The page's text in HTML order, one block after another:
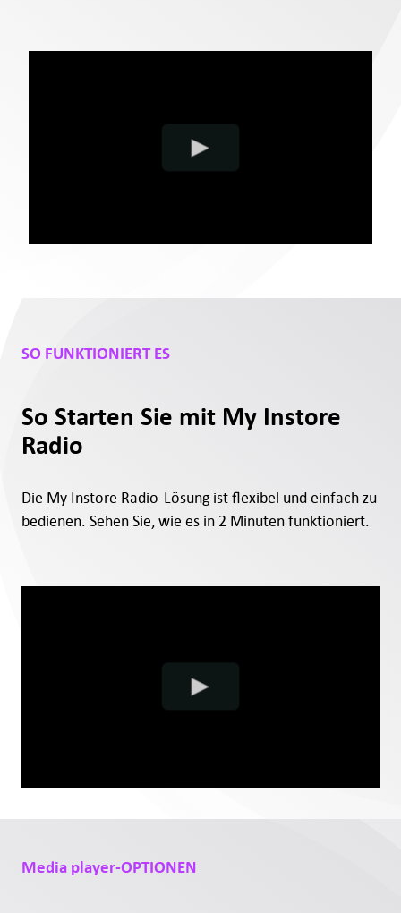
SO FUNKTIONIERT ES
So Starten Sie mit My Instore
Radio
Die My Instore Radio-Lösung ist flexibel und einfach zu
bedienen. Sehen Sie, wie es in 2 Minuten funktioniert.
Media player-OPTIONEN